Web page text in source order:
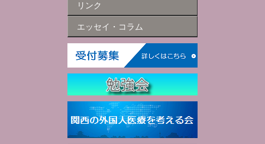
リンク
エッセイ・コラム